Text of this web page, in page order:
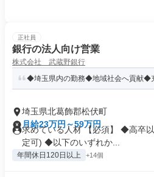
正社員
銀行の法人向け営業
株式会社 武蔵野銀行
◆埼玉県内の勤務◆地域社会へ貢献◆
埼玉県北葛飾郡松伏町
月給23万円～59万円
求めている人材 【必須】 ◆高卒
定可) ◆以下のいずれか...
年間休日120日以上 +14個